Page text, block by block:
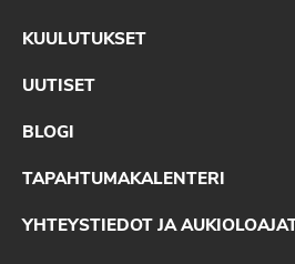
KUULUTUKSET
UUTISET
BLOGI
TAPAHTUMAKALENTERI
YHTEYSTIEDOT JA AUKIOLOAJAT